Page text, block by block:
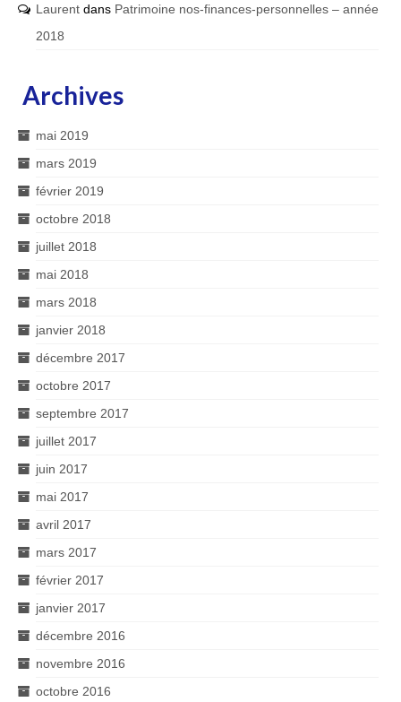
Laurent dans Patrimoine nos-finances-personnelles – année
2018
Archives
mai 2019
mars 2019
février 2019
octobre 2018
juillet 2018
mai 2018
mars 2018
janvier 2018
décembre 2017
octobre 2017
septembre 2017
juillet 2017
juin 2017
mai 2017
avril 2017
mars 2017
février 2017
janvier 2017
décembre 2016
novembre 2016
octobre 2016